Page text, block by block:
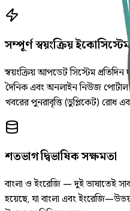
সম্পূর্ণ স্বয়ংক্রিয় ইকোসিস্টেম
স্বয়ংক্রিয় আপডেট সিস্টেম প্রতিদিন
দৈনিক এবং অনলাইন নিউজ পোর্টাল
খবরের পুনরাবৃত্তি (ডুপ্লিকেট) রোধ
শতভাগ দ্বিভাষিক সক্ষমতা
বাংলা ও ইংরেজি — দুই ভাষাতেই
হয়েছে, যা বাংলা এবং